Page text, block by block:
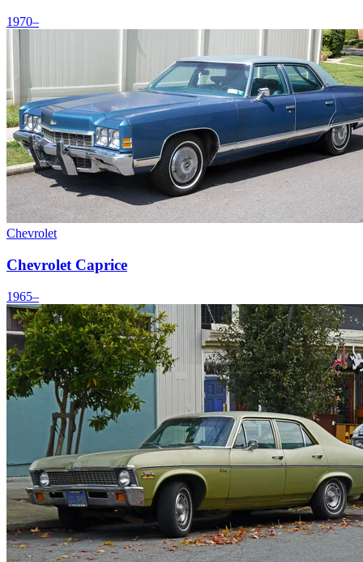
1970–
Chevrolet
Chevrolet Caprice
1965–